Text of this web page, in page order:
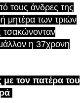
τους άνδρες της
μητέρα των τριών
τσακώνονταν
η 37χρονη
τον πατέρα του